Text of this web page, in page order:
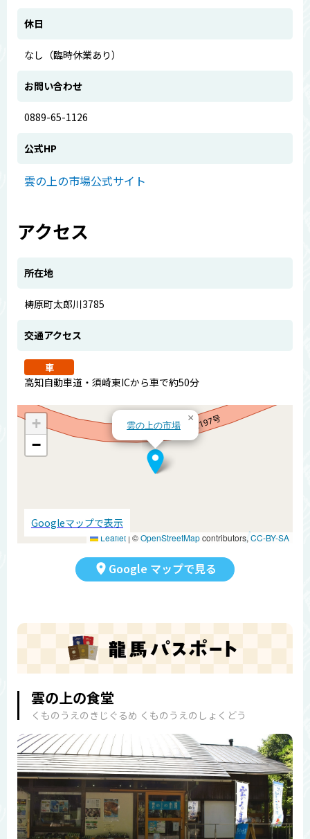
休日
なし（臨時休業あり）
お問い合わせ
0889-65-1126
公式HP
雲の上の市場公式サイト
アクセス
所在地
梼原町太郎川3785
交通アクセス
車
高知自動車道・須崎東ICから車で約50分
雲の上の市場
×
+
−
Leaflet | ©OpenStreetMapcontributors, CC-BY-SA
Googleマップで表示
Google マップで見る
雲の上の食堂
くものうえのきじぐるめ くものうえのしょくどう